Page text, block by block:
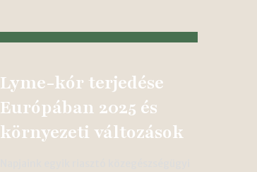
Lyme-kór terjedése
Európában 2025 és
környezeti változások